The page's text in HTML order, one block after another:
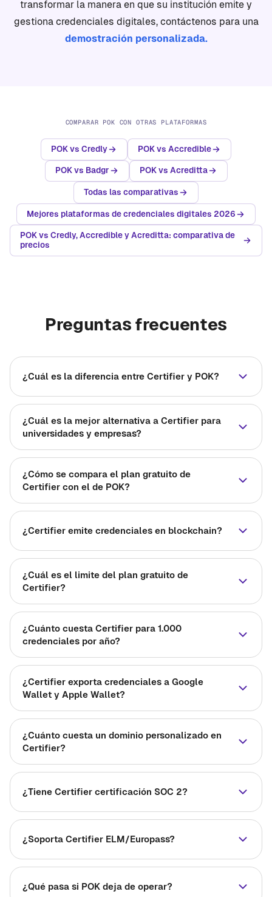
transformar la manera en que su institución emite y
gestiona credenciales digitales, contáctenos para una
demostración personalizada.
COMPARAR POK CON OTRAS PLATAFORMAS
POK vs Credly POK vs Accredible
POK vs Badgr POK vs Acreditta
Todas las comparativas
Mejores plataformas de credenciales digitales 2026
POK vs Credly, Accredible y Acreditta: comparativa de
precios
Preguntas frecuentes
¿Cuál es la diferencia entre Certifier y POK?
¿Cuál es la mejor alternativa a Certifier para
universidades y empresas?
¿Cómo se compara el plan gratuito de
Certifier con el de POK?
¿Certifier emite credenciales en blockchain?
¿Cuál es el limite del plan gratuito de
Certifier?
¿Cuánto cuesta Certifier para 1.000
credenciales por año?
¿Certifier exporta credenciales a Google
Wallet y Apple Wallet?
¿Cuánto cuesta un dominio personalizado en
Certifier?
¿Tiene Certifier certificación SOC 2?
¿Soporta Certifier ELM/Europass?
¿Qué pasa si POK deja de operar?